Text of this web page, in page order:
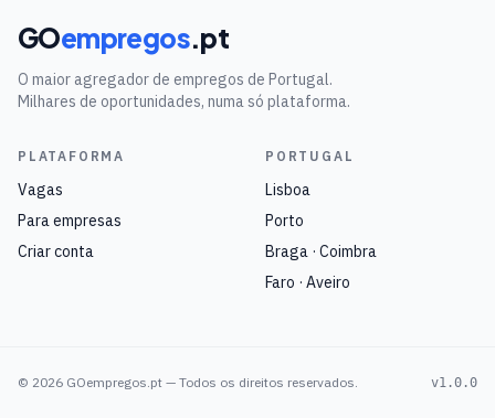
GOempregos.pt
O maior agregador de empregos de Portugal.
Milhares de oportunidades, numa só plataforma.
PLATAFORMA
Vagas
Para empresas
Criar conta
PORTUGAL
Lisboa
Porto
Braga · Coimbra
Faro · Aveiro
© 2026 GOempregos.pt — Todos os direitos reservados. v1.0.0